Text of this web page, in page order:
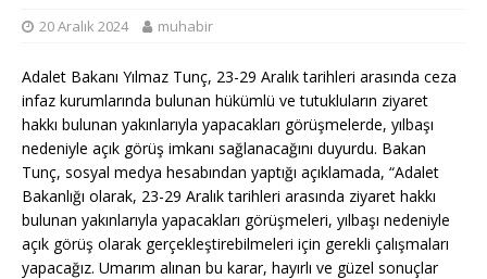
20 Aralık 2024 muhabir
Adalet Bakanı Yılmaz Tunç, 23-29 Aralık tarihleri arasında ceza
infaz kurumlarında bulunan hükümlü ve tutukluların ziyaret
hakkı bulunan yakınlarıyla yapacakları görüşmelerde, yılbaşı
nedeniyle açık görüş imkanı sağlanacağını duyurdu. Bakan
Tunç, sosyal medya hesabından yaptığı açıklamada, “Adalet
Bakanlığı olarak, 23-29 Aralık tarihleri arasında ziyaret hakkı
bulunan yakınlarıyla yapacakları görüşmeleri, yılbaşı nedeniyle
açık görüş olarak gerçekleştirebilmeleri için gerekli çalışmaları
yapacağız. Umarım alınan bu karar, hayırlı ve güzel sonuçlar